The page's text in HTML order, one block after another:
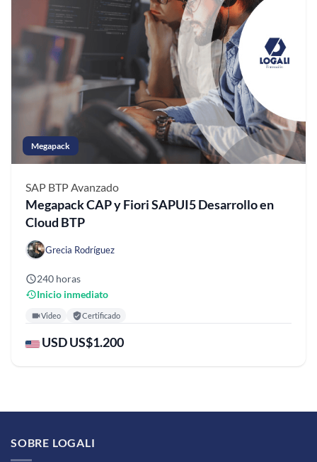
Megapack
SAP BTP Avanzado
Megapack CAP y Fiori SAPUI5 Desarrollo en
Cloud BTP
Grecia Rodríguez
240 horas
Inicio inmediato
Video Certificado
USD US$1.200
SOBRE LOGALI